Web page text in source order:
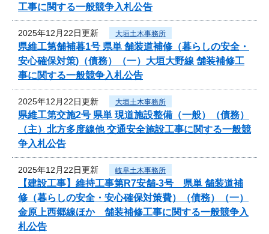
工事に関する一般競争入札公告
2025年12月22日更新 大垣土木事務所
県維工第舗補暮1号 県単 舗装道補修（暮らしの安全・
安心確保対策)（債務）（一）大垣大野線 舗装補修工
事に関する一般競争入札公告
2025年12月22日更新 大垣土木事務所
県維工第交施2号 県単 現道施設整備（一般）（債務）
（主）北方多度線他 交通安全施設工事に関する一般競
争入札公告
2025年12月22日更新 岐阜土木事務所
【建設工事】維持工事第R7安舗-3号 県単 舗装道補
修（暮らしの安全・安心確保対策費）（債務）（一）
金原上西郷線ほか 舗装補修工事に関する一般競争入
札公告